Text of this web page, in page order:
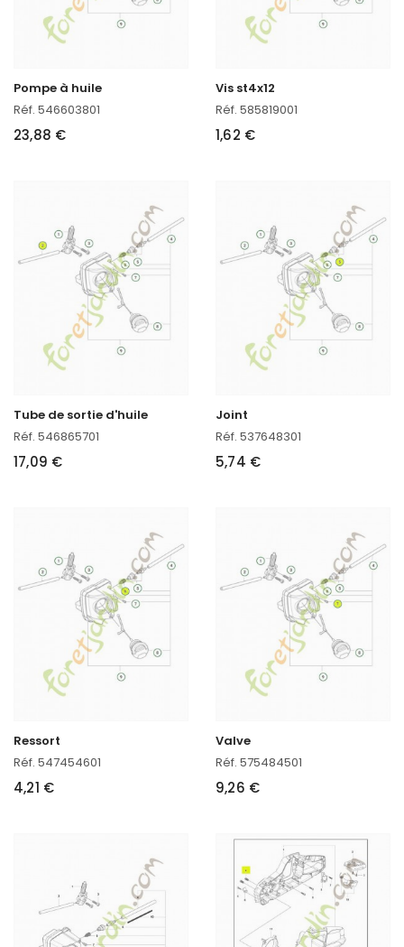
Pompe à huile
Réf. 546603801
23,88 €
Vis st4x12
Réf. 585819001
1,62 €
Tube de sortie d'huile
Réf. 546865701
17,09 €
Joint
Réf. 537648301
5,74 €
Ressort
Réf. 547454601
4,21 €
Valve
Réf. 575484501
9,26 €